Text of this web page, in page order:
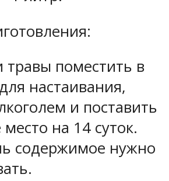
травы поместить в
настаивания,
и поставить
на 14 суток.
содержимое нужно